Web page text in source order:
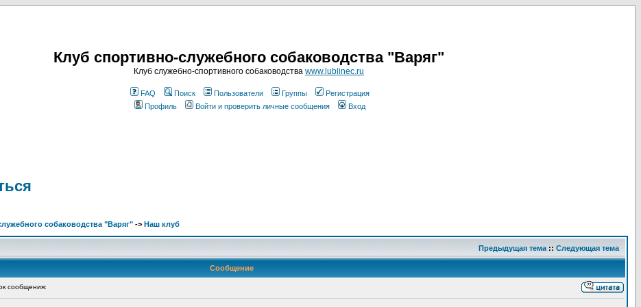
Клуб спортивно-служебного собаководства "Варяг"
Клуб служебно-спортивного собаководства www.lublinec.ru
FAQ Поиск Пользователи Группы
Регистрация
Профиль
Войти и проверить личные сообщения Вход
собаководства "Варяг" -> Наш клуб
Предыдущая тема :: Следующая тема
Сообщение
сообщения: